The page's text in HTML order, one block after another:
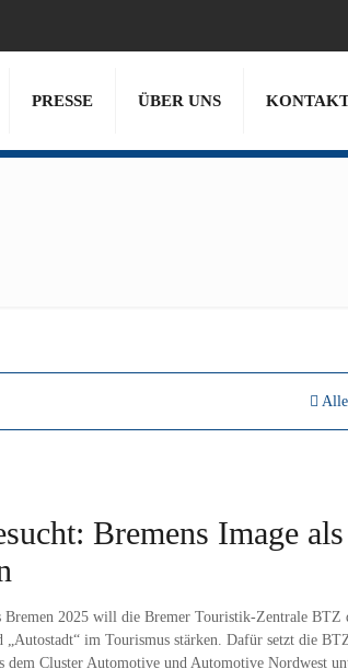
PRESSE ÜBER UNS
Bremens Image als
Bremen 2025 will die Bremer Touristik-Zentrale BTZ
„Autostadt“ im Tourismus stärken. Dafür setzt die
dem Cluster Automotive und Automotive Nordwest